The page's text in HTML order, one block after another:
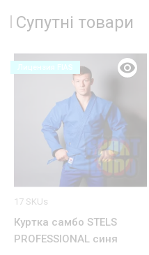
Супутні товари
17 SKUs
Куртка самбо STELS
PROFESSIONAL синя
Лицензия FIAS